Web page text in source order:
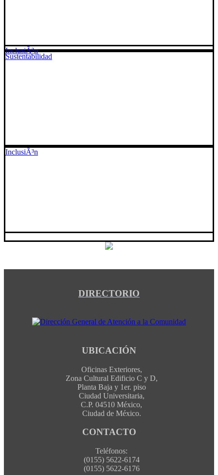
Sustentabilidad
InclusiÃ³n
InclusiÃ³n
DIRECTORIO
UBICACIÓN
Oficinas Exteriores,
Zona Cultural Edificio C y D,
Planta Baja y 1er. piso
Ciudad Universitaria,
C.P. 04510 México,
Ciudad de México.
CONTACTO
Teléfonos:
(0155) 5622-6174
(0155) 5622-6176